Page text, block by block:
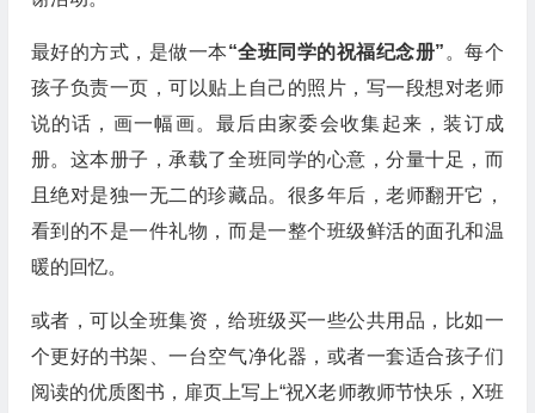
最好的方式，是做一本“全班同学的祝福纪念册” 。每个
孩子负责一页，可以贴上自己的照片，写一段想对老师
说的话，画一幅画。最后由家委会收集起来，装订成
册。这本册子，承载了全班同学的心意，分量十足，而
且绝对是独一无二的珍藏品。很多年后，老师翻开它，
看到的不是一件礼物，而是一整个班级鲜活的面孔和温
暖的回忆。
或者，可以全班集资，给班级买一些公共用品，比如一
个更好的书架、一台空气净化器，或者一套适合孩子们
阅读的优质图书，扉页上写上“祝X老师教师节快乐，X班